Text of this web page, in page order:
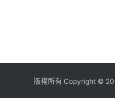
版權所有 Copyright ©